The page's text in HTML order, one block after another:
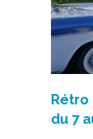
Rétro
du 7